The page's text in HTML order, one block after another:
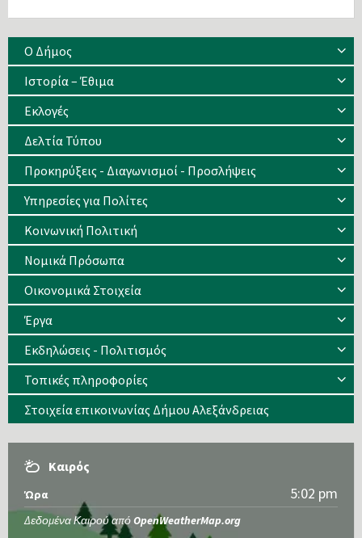
Ο Δήμος
Ιστορία – Έθιμα
Eκλογές
Δελτία Τύπου
Προκηρύξεις - Διαγωνισμοί - Προσλήψεις
Υπηρεσίες για Πολίτες
Κοινωνική Πολιτική
Νομικά Πρόσωπα
Οικονομικά Στοιχεία
Έργα
Εκδηλώσεις - Πολιτισμός
Τοπικές πληροφορίες
Στοιχεία επικοινωνίας Δήμου Αλεξάνδρειας
Καιρός
Ώρα 5:02 pm
Δεδομένα Καιρού από OpenWeatherMap.org